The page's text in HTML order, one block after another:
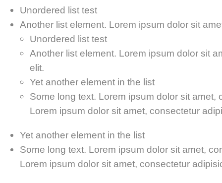
Unordered list test
Another list element. Lorem ipsum dolor sit
Unordered list test
Another list element. Lorem ipsum dolor sit
elit.
Yet another element in the list
Some long text. Lorem ipsum dolor sit amet,
Lorem ipsum dolor sit amet, consectetur
Yet another element in the list
Some long text. Lorem ipsum dolor sit amet,
Lorem ipsum dolor sit amet, consectetur